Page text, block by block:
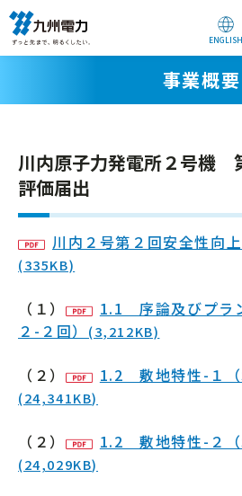
ENGLISH
事業概要
川内原子力発電所２号機
評価届出
川内２号第２回安全性向
(335KB)
（１）
1.1 序論及びプラ
２-２回）
(3,212KB)
（２） 1.2 敷地特性-１（
(24,341KB)
（２） 1.2 敷地特性-２（
(24,029KB)